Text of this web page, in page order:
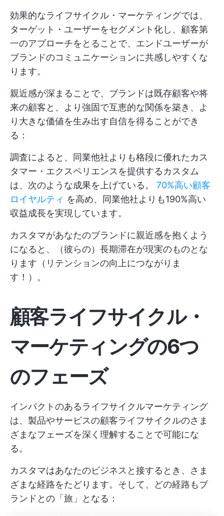
効果的なライフサイクル・マーケティングでは、
ターゲット・ユーザーをセグメント化し、顧客第
一のアプローチをとることで、エンドユーザーが
ブランドのコミュニケーションに共感しやすくな
ります。
親近感が深まることで、ブランドは既存顧客や将
来の顧客と、より強固で互恵的な関係を築き、よ
り大きな価値を生み出す自信を得ることができ
る：
調査によると、同業他社よりも格段に優れたカス
タマー・エクスペリエンスを提供するカスタム
は、次のような成果を上げている。 70%高い顧客
ロイヤルティ を高め、同業他社よりも190%高い
収益成長を実現しています。
カスタマがあなたのブランドに親近感を抱くよう
になると、（彼らの）長期滞在が現実のものとな
ります（リテンションの向上につながりま
す！）。
顧客ライフサイクル・
マーケティングの6つ
のフェーズ
インパクトのあるライフサイクルマーケティング
は、製品やサービスの顧客ライフサイクルのさま
ざまなフェーズを深く理解することで可能にな
る。
カスタマはあなたのビジネスと接するとき、さま
ざまな経路をたどります。そして、どの経路もブ
ランドとの「旅」となる：